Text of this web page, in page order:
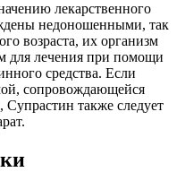
лекарственного
недоношенными, так
возраста, их организм
для лечения при помощи
средства. Если
сопровождающейся
также следует